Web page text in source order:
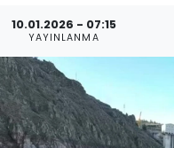
10.01.2026 - 07:15
YAYINLANMA